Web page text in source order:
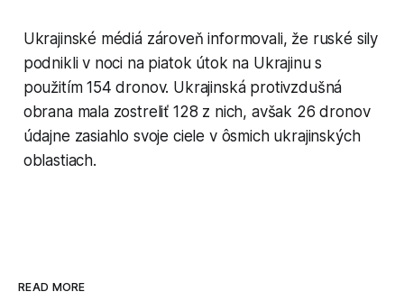
Ukrajinské médiá zároveň informovali, že ruské sily
podnikli v noci na piatok útok na Ukrajinu s
použitím 154 dronov. Ukrajinská protivzdušná
obrana mala zostreliť 128 z nich, avšak 26 dronov
údajne zasiahlo svoje ciele v ôsmich ukrajinských
oblastiach.
READ MORE